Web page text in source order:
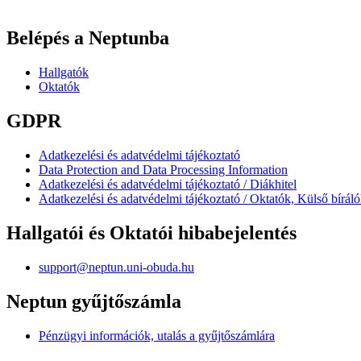
Belépés a Neptunba
Hallgatók
Oktatók
GDPR
Adatkezelési és adatvédelmi tájékoztató
Data Protection and Data Processing Information
Adatkezelési és adatvédelmi tájékoztató / Diákhitel
Adatkezelési és adatvédelmi tájékoztató / Oktatók, Külső
Hallgatói és Oktatói hibabejelentés
support@neptun.uni-obuda.hu
Neptun gyűjtőszámla
Pénzügyi információk, utalás a gyűjtőszámlára